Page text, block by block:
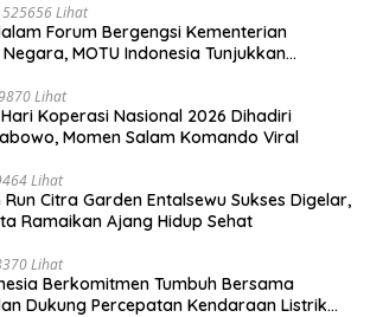
525656 Lihat
Forum Bergengsi Kementerian
MOTU Indonesia Tunjukkan
Lihat
Koperasi Nasional 2026 Dihadiri
Momen Salam Komando Viral
Lihat
Run Citra Garden Entalsewu Sukses Digelar,
Ramaikan Ajang Hidup Sehat
Lihat
Berkomitmen Tumbuh Bersama
Dukung Percepatan Kendaraan Listrik